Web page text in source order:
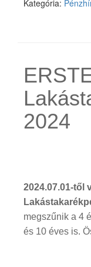
Kategória:
2024
2024.07.01-től
megszűnik a 4
és 10 éves is.